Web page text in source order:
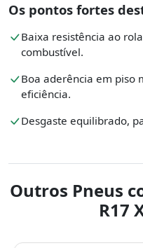
Os pontos fortes
Baixa resistência ao
combustível.
Boa aderência em piso
eficiência.
Desgaste equilibrado,
Outros Pneus
R17